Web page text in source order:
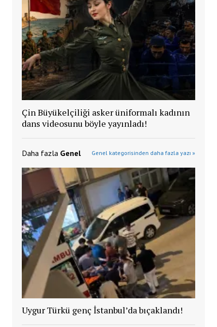
Çin Büyükelçiliği asker üniformalı kadının
dans videosunu böyle yayınladı!
Daha fazla Genel Genel kategorisinden daha fazla yazı »
Uygur Türkü genç İstanbul’da bıçaklandı!